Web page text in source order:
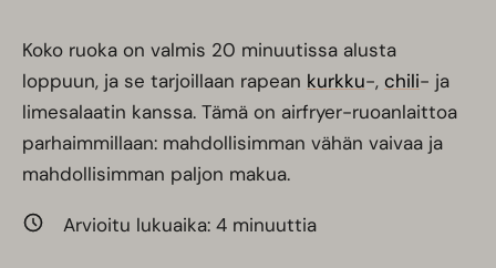
Koko ruoka on valmis 20 minuutissa alusta
loppuun, ja se tarjoillaan rapean kurkku-, chili- ja
limesalaatin kanssa. Tämä on airfryer-ruoanlaittoa
parhaimmillaan: mahdollisimman vähän vaivaa ja
mahdollisimman paljon makua.
Arvioitu lukuaika: 4 minuuttia